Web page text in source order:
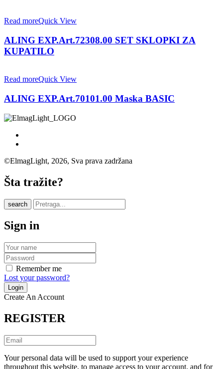
Read moreQuick View
ALING EXP.Art.72308.00 SET SKLOPKI ZA
KUPATILO
Read moreQuick View
ALING EXP.Art.70101.00 Maska BASIC
©ElmagLight, 2026, Sva prava zadržana
Šta tražite?
search
Sign in
Remember me
Lost your password?
Create An Account
REGISTER
Your personal data will be used to support your experience
throughout this website, to manage access to your account, and for